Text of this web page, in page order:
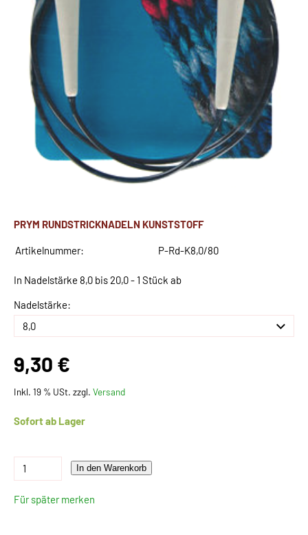
PRYM RUNDSTRICKNADELN KUNSTSTOFF
Artikelnummer: P-Rd-K8,0/80
In Nadelstärke 8,0 bis 20,0 - 1 Stück ab
Nadelstärke:
9,30 €
Inkl. 19 % USt. zzgl. Versand
Sofort ab Lager
In den Warenkorb
Für später merken